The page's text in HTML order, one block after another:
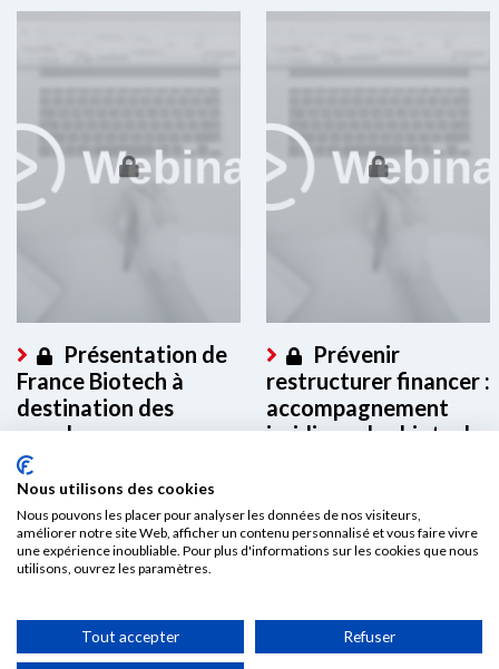
Présentation de
France Biotech à
destination des
membres
Ce contenu est réservé aux
membres. Merci de vous
connecter à votre espace...
Prévenir
restructurer financer :
accompagnement
juridique des biotech
membres. Merci de vous
connecter à votre espace...
Politique de confidentialité & Cookies
Conditions générales d’utilisation et mentions
©2025
Nous utilisons des cookies
Nous pouvons les placer pour analyser les données de nos visiteurs,
améliorer notre site Web, afficher un contenu personnalisé et vous faire vivre
une expérience inoubliable. Pour plus d'informations sur les cookies que nous
utilisons, ouvrez les paramètres.
Tout accepter Refuser